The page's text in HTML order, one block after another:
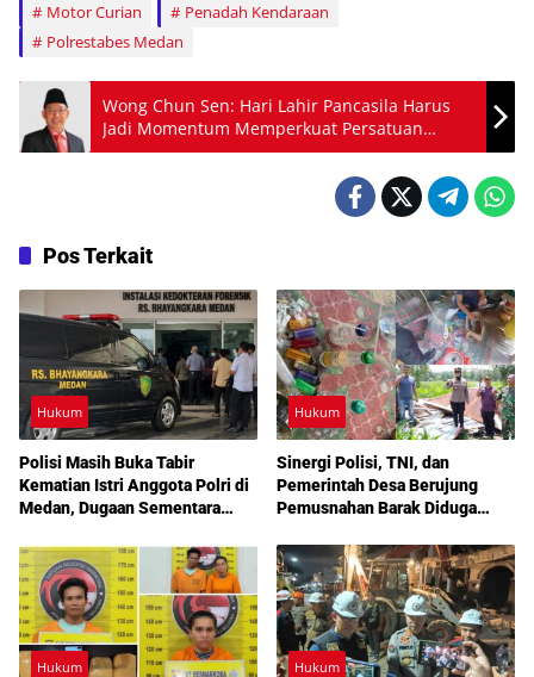
Motor Curian
Penadah Kendaraan
Polrestabes Medan
Wong Chun Sen: Hari Lahir Pancasila Harus
Jadi Momentum Memperkuat Persatuan
Bangsa
Pos Terkait
Hukum
Polisi Masih Buka Tabir
Kematian Istri Anggota Polri di
Medan, Dugaan Sementara
Hukum
Sinergi Polisi, TNI, dan
Pemerintah Desa Berujung
Pemusnahan Barak Diduga
Hukum Hukum